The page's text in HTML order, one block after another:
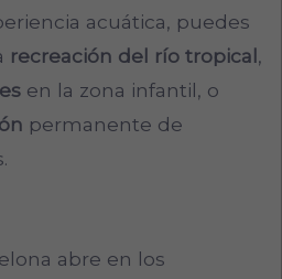
acuática, puedes
recreación del río tropical,
en la zona infantil, o
permanente de
abre en los